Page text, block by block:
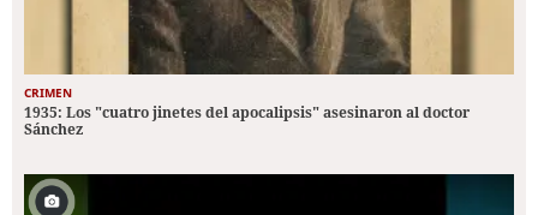
CRIMEN
1935: Los "cuatro jinetes del apocalipsis" asesinaron al doctor
Sánchez